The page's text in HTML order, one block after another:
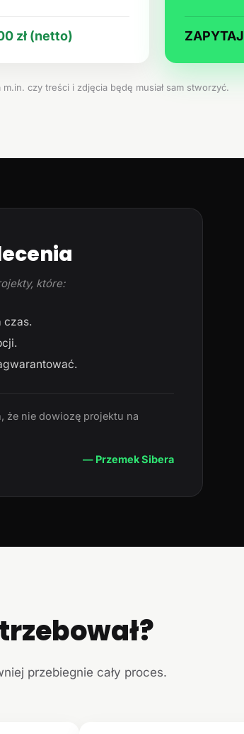
zł (netto) ZAPYTAJ
czy treści i zdjęcia będę musiał sam stworzyć.
które:
czas.
że nie dowiozę projektu na
— Przemek Sibera
przebiegnie cały proces.